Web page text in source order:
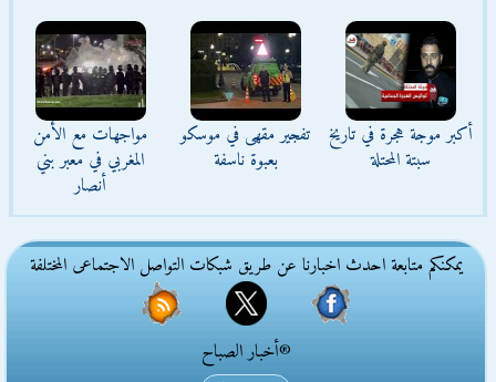
أكبر موجة هجرة في تاريخ
سبتة المحتلة
تفجير مقهى في موسكو
بعبوة ناسفة
مواجهات مع الأمن
المغربي في معبر بني
أنصار
يمكنكم متابعة احدث اخبارنا عن طريق شبكات التواصل الاجتماعى المختلفة
®أخبار الصباح